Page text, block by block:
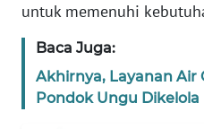
untuk memenuhi
Baca Juga:
Akhirnya, Layanan Air
Pondok Ungu
JABAR
WN
BANTEN